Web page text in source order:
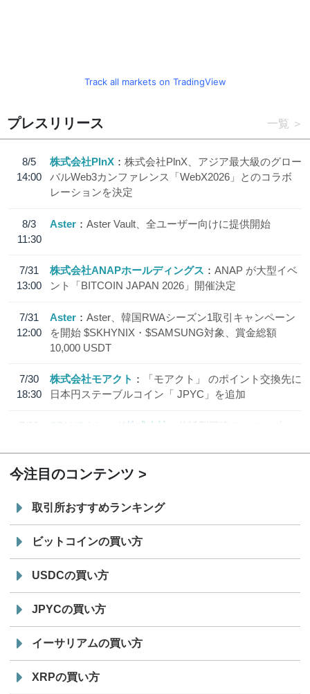
Track all markets on TradingView
プレスリリース 一覧
8/5
14:00
株式会社PlnX
株式会社PlnX、アジア最大級のグロー
バルWeb3カンファレンス「WebX2026」とのコラボ
レーションを決定
8/3
11:30
Aster Aster Vault、全ユーザー向けに提供開始
7/31
13:00
株式会社ANAPホールディングス
ANAP が大型イベ
ント「BITCOIN JAPAN 2026」開催決定
7/31
12:00
Aster
Aster、韓国RWAシーズン1取引キャンペーン
を開始 $SKHYNIX・$SAMSUNG対象、賞金総額
10,000 USDT
7/30
18:30
株式会社モアクト
「モアクト」 のポイント交換先に
日本円ステーブルコイン「 JPYC」を追加
7/29
SBI VCトレード株式会社
信託型円建てステーブル
今注目のコンテンツ
取引所おすすめランキング
ビットコインの買い方
USDCの買い方
JPYCの買い方
イーサリアムの買い方
XRPの買い方